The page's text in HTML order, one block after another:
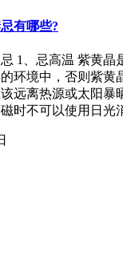
有哪些?
1、忌高温 紫黄晶
环境中，否则紫黄
远离热源或太阳暴
时不可以使用日光